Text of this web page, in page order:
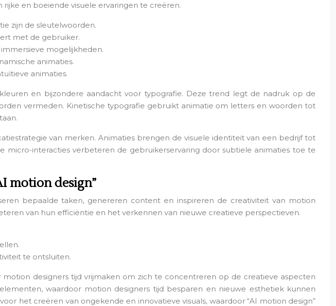
en boeiende visuele ervaringen te creëren.
zijn de sleutelwoorden.
met de gebruiker.
mogelijkheden.
animaties.
animaties.
en bijzondere aandacht voor typografie. Deze trend legt de nadruk op de
vermeden. Kinetische typografie gebruikt animatie om letters en woorden tot
van merken. Animaties brengen de visuele identiteit van een bedrijf tot
interacties verbeteren de gebruikerservaring door subtiele animaties toe te
motion design”
bepaalde taken, genereren content en inspireren de creativiteit van motion
van hun efficiëntie en het verkennen van nieuwe creatieve perspectieven.
te ontsluiten.
designers tijd vrijmaken om zich te concentreren op de creatieve aspecten
waardoor motion designers tijd besparen en nieuwe esthetiek kunnen
het creëren van ongekende en innovatieve visuals, waardoor “AI motion design”